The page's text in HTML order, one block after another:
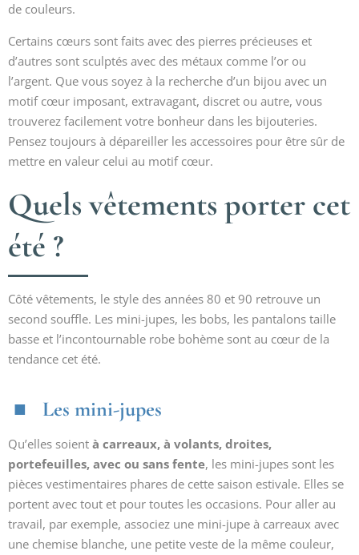
de couleurs.
Certains cœurs sont faits avec des pierres précieuses et
d’autres sont sculptés avec des métaux comme l’or ou
l’argent. Que vous soyez à la recherche d’un bijou avec un
motif cœur imposant, extravagant, discret ou autre, vous
trouverez facilement votre bonheur dans les bijouteries.
Pensez toujours à dépareiller les accessoires pour être sûr de
mettre en valeur celui au motif cœur.
Quels vêtements porter cet
été ?
Côté vêtements, le style des années 80 et 90 retrouve un
second souffle. Les mini-jupes, les bobs, les pantalons taille
basse et l’incontournable robe bohème sont au cœur de la
tendance cet été.
Les mini-jupes
Qu’elles soient à carreaux, à volants, droites,
portefeuilles, avec ou sans fente, les mini-jupes sont les
pièces vestimentaires phares de cette saison estivale. Elles se
portent avec tout et pour toutes les occasions. Pour aller au
travail, par exemple, associez une mini-jupe à carreaux avec
une chemise blanche, une petite veste de la même couleur,